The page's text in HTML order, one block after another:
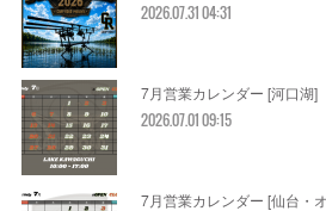
2026.07.31 04:31
7月営業カレンダー [河口湖]
2026.07.01 09:15
7月営業カレンダー [仙台・